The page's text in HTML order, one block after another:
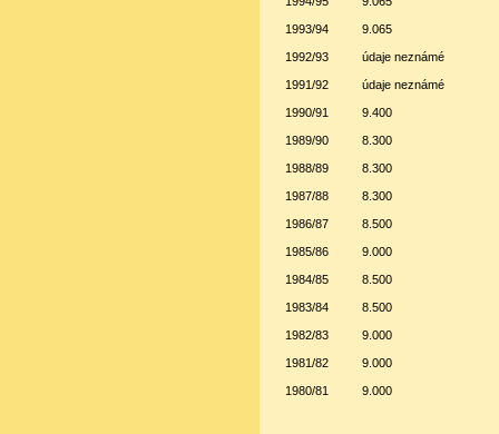
1993/94 9.065
1992/93 údaje neznámé
1991/92 údaje neznámé
1990/91 9.400
1989/90 8.300
1988/89 8.300
1987/88 8.300
1986/87 8.500
1985/86 9.000
1984/85 8.500
1983/84 8.500
1982/83 9.000
1981/82 9.000
1980/81 9.000